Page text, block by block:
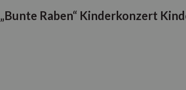
„Bunte Raben“ Kinderkonzert